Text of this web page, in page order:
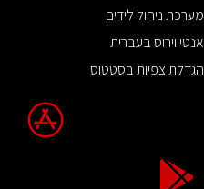
מערכת ניהול לידים
אנטי וירוס בעברית
הגדלת צפיות בסטטוס